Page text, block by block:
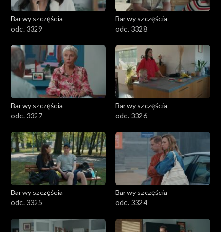
Barwy szczęścia
odc. 3329
Barwy szczęścia
odc. 3328
Barwy szczęścia
odc. 3327
Barwy szczęścia
odc. 3326
Barwy szczęścia
odc. 3325
Barwy szczęścia
odc. 3324